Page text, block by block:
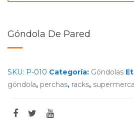
Góndola De Pared
SKU: P-010 Categoría: Góndolas
góndola, perchas, racks,